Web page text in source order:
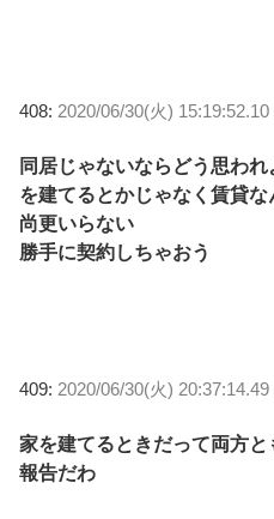
408: 2020/06/30(火) 15:19:52.10
同居じゃないならどう思わ
を建てるとかじゃなく賃貸
尚更いらない
勝手に契約しちゃおう
409: 2020/06/30(火) 20:37:14.49
家を建てるときだって両方
報告だわ